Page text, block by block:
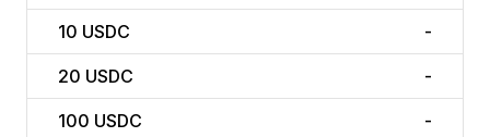
10 USDC -
20 USDC -
100 USDC -